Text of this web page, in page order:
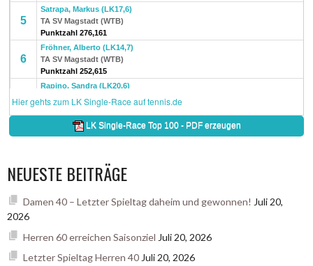
NEUESTE BEITRÄGE
Damen 40 – Letzter Spieltag daheim und gewonnen! Juli 20,
2026
Herren 60 erreichen Saisonziel Juli 20, 2026
Letzter Spieltag Herren 40 Juli 20, 2026